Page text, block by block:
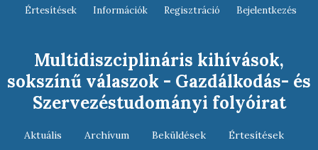
Multidiszciplináris kihívások,
sokszínű válaszok - Gazdálkodás- és
Szervezéstudományi folyóirat
Aktuális Archívum Beküldések Értesítések
Értesítések Információk Regisztráció Bejelentkezés